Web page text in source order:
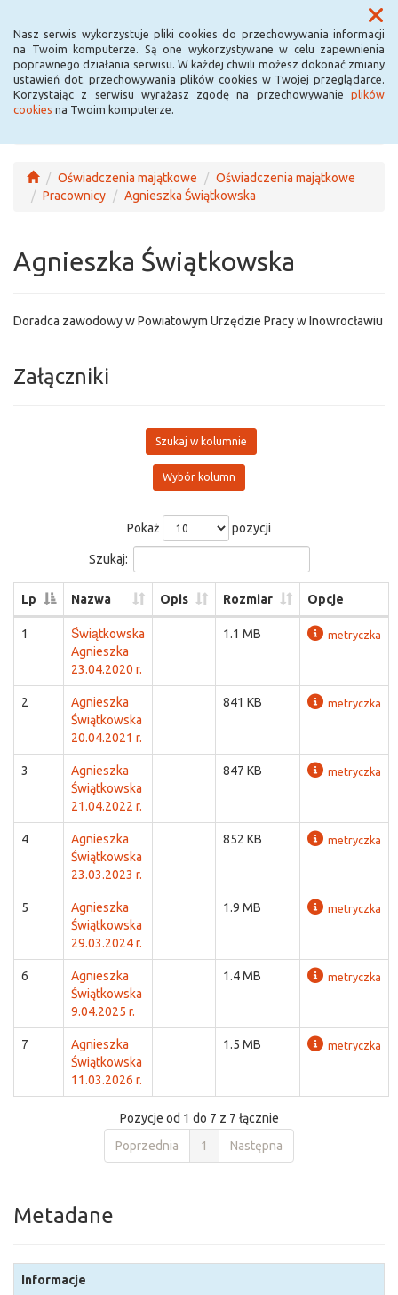
Nasz serwis wykorzystuje pliki cookies do przechowywania informacji
na Twoim komputerze. Są one wykorzystywane w celu zapewnienia
poprawnego działania serwisu. W każdej chwili możesz dokonać zmiany
ustawień dot. przechowywania plików cookies w Twojej przeglądarce.
Korzystając z serwisu wyrażasz zgodę na przechowywanie plików
cookies na Twoim komputerze.
Menu
Oświadczenia majątkowe
Oświadczenia majątkowe
Pracownicy
Agnieszka Świątkowska
Agnieszka Świątkowska
Doradca zawodowy w Powiatowym Urzędzie Pracy w Inowrocławiu
Załączniki
Szukaj w kolumnie
Wybór kolumn
Pokaż pozycji
Szukaj:
Lp Nazwa Opis Rozmiar Opcje
1
Świątkowska
Agnieszka
23.04.2020 r.
1.1 MB metryczka
2
Agnieszka
Świątkowska
20.04.2021 r.
841 KB metryczka
3
Agnieszka
Świątkowska
21.04.2022 r.
847 KB metryczka
4
Agnieszka
Świątkowska
23.03.2023 r.
852 KB metryczka
5
Agnieszka
Świątkowska
29.03.2024 r.
1.9 MB metryczka
6
Agnieszka
Świątkowska
9.04.2025 r.
1.4 MB metryczka
7
Agnieszka
Świątkowska
11.03.2026 r.
1.5 MB metryczka
Pozycje od 1 do 7 z 7 łącznie
Poprzednia
1 Następna
Metadane
Informacje